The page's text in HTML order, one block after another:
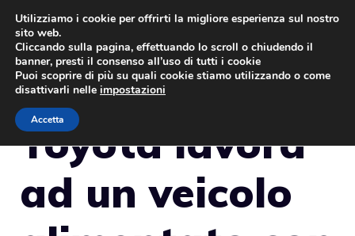
Vai
contenuto
Toyota lavora
ad un veicolo
Utilizziamo i cookie per offrirti la migliore esperienza sul nostro
sito web.
Cliccando sulla pagina, effettuando lo scroll o chiudendo il
banner, presti il consenso all’uso di tutti i cookie
Puoi scoprire di più su quali cookie stiamo utilizzando o come
disattivarli nelle impostazioni
Accetta